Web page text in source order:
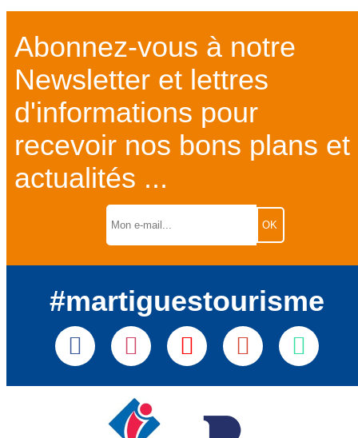
Abonnez-vous à notre
Newsletter et lettres
d'informations pour
recevoir nos bons plans et
actualités ...
#martiguestourisme